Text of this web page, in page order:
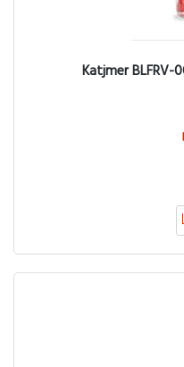
Katjmer BLFRV-